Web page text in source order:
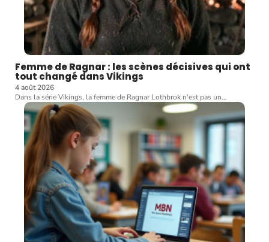
Femme de Ragnar : les scènes décisives qui ont
tout changé dans Vikings
4 août 2026
Dans la série Vikings, la femme de Ragnar Lothbrok n'est pas un…